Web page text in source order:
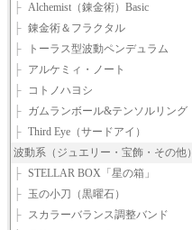
├ Alchemist（錬金術）Basic
├ 錬金術＆フラクタル
├
トーラス型波動ペンデュラム
├ アルケミィ・ノート
├
コトノハヨシ
├ ガムランボール&テンソルリング
├ Third Eye（サードアイ）
波動系（ジュエリー・宝飾・その他）
├ STELLAR BOX「星の箱」
├ 玉の小刀（黒曜石）
├ スカラーバランス調整バンド